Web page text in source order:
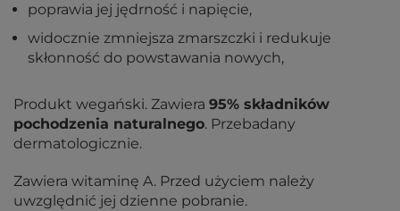
poprawia jej jędrność i napięcie,
widocznie zmniejsza zmarszczki i redukuje
skłonność do powstawania nowych,
Produkt wegański. Zawiera 95% składników
pochodzenia naturalnego. Przebadany
dermatologicznie.
Zawiera witaminę A. Przed użyciem należy
uwzględnić jej dzienne pobranie.